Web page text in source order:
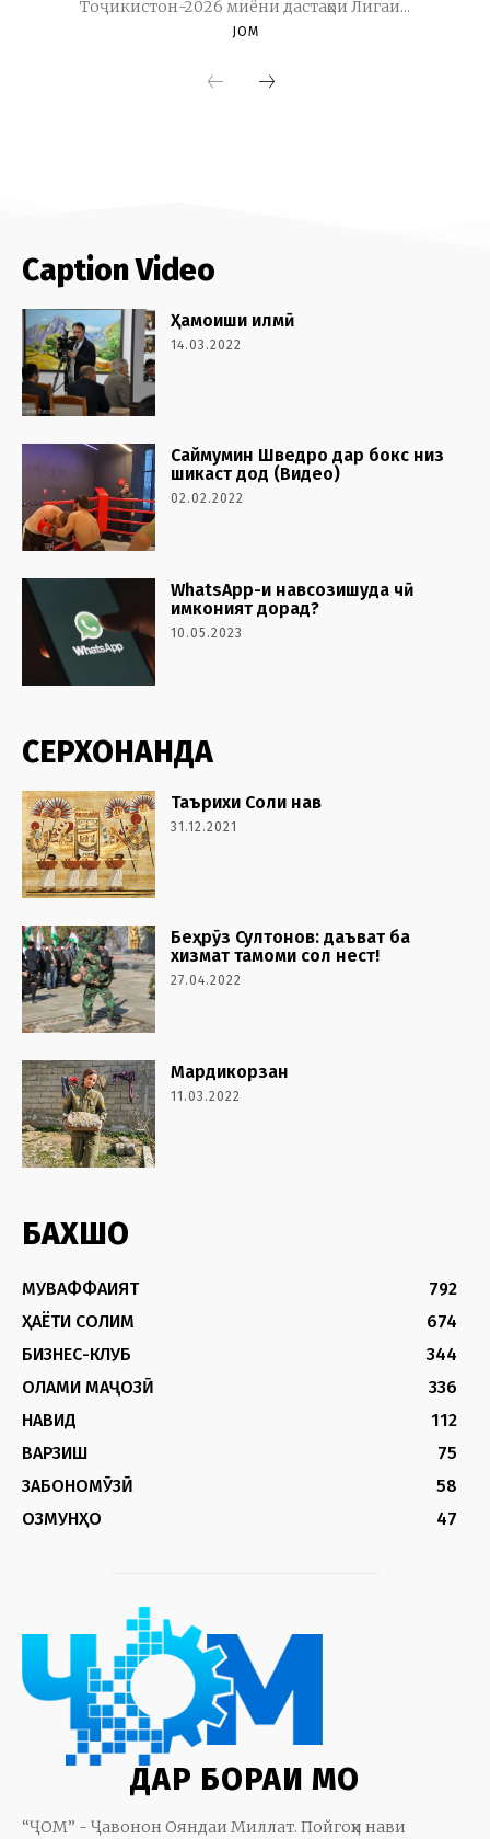
Caption Video
Ҳамоиши илмӣ
14.03.2022
Саймумин Шведро дар бокс низ
шикаст дод (Видео)
02.02.2022
WhatsApp-и навсозишуда чӣ
имконият дорад?
10.05.2023
СЕРХОНАНДА
Таърихи Соли нав
31.12.2021
Беҳрӯз Султонов: даъват ба
хизмат тамоми сол нест!
27.04.2022
Мардикорзан
11.03.2022
БАХШҲО
МУВАФФАҚИЯТ
792
ҲАЁТИ СОЛИМ
674
БИЗНЕС-КЛУБ
344
ОЛАМИ МАҶОЗӢ
336
НАВИД
112
ВАРЗИШ
75
ЗАБОНОМӮЗӢ
58
ОЗМУНҲО
47
ДАР БОРАИ МО
“ҶОМ” - Ҷавонон Ояндаи Миллат. Пойгоҳи нави